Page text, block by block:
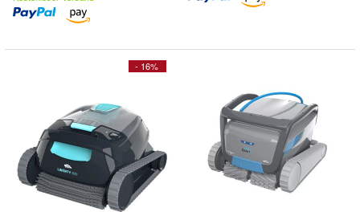
- 16%